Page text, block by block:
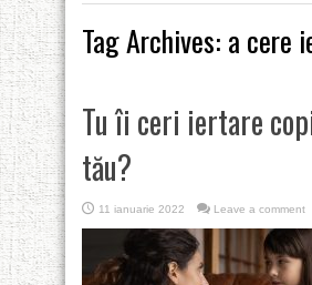
Tag Archives: a cere
Tu îi ceri iertare
tău?
11 ianuarie 2022 Leave a comment